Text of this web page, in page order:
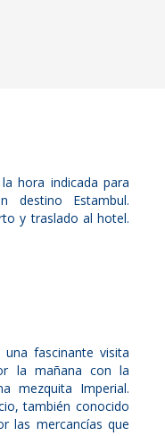
hora indicada para
destino Estambul.
y traslado al hotel.
fascinante visita
la mañana con la
mezquita Imperial.
también conocido
las mercancías que